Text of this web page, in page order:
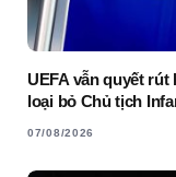
UEFA vẫn quyết
loại bỏ Chủ tịch
07/08/2026